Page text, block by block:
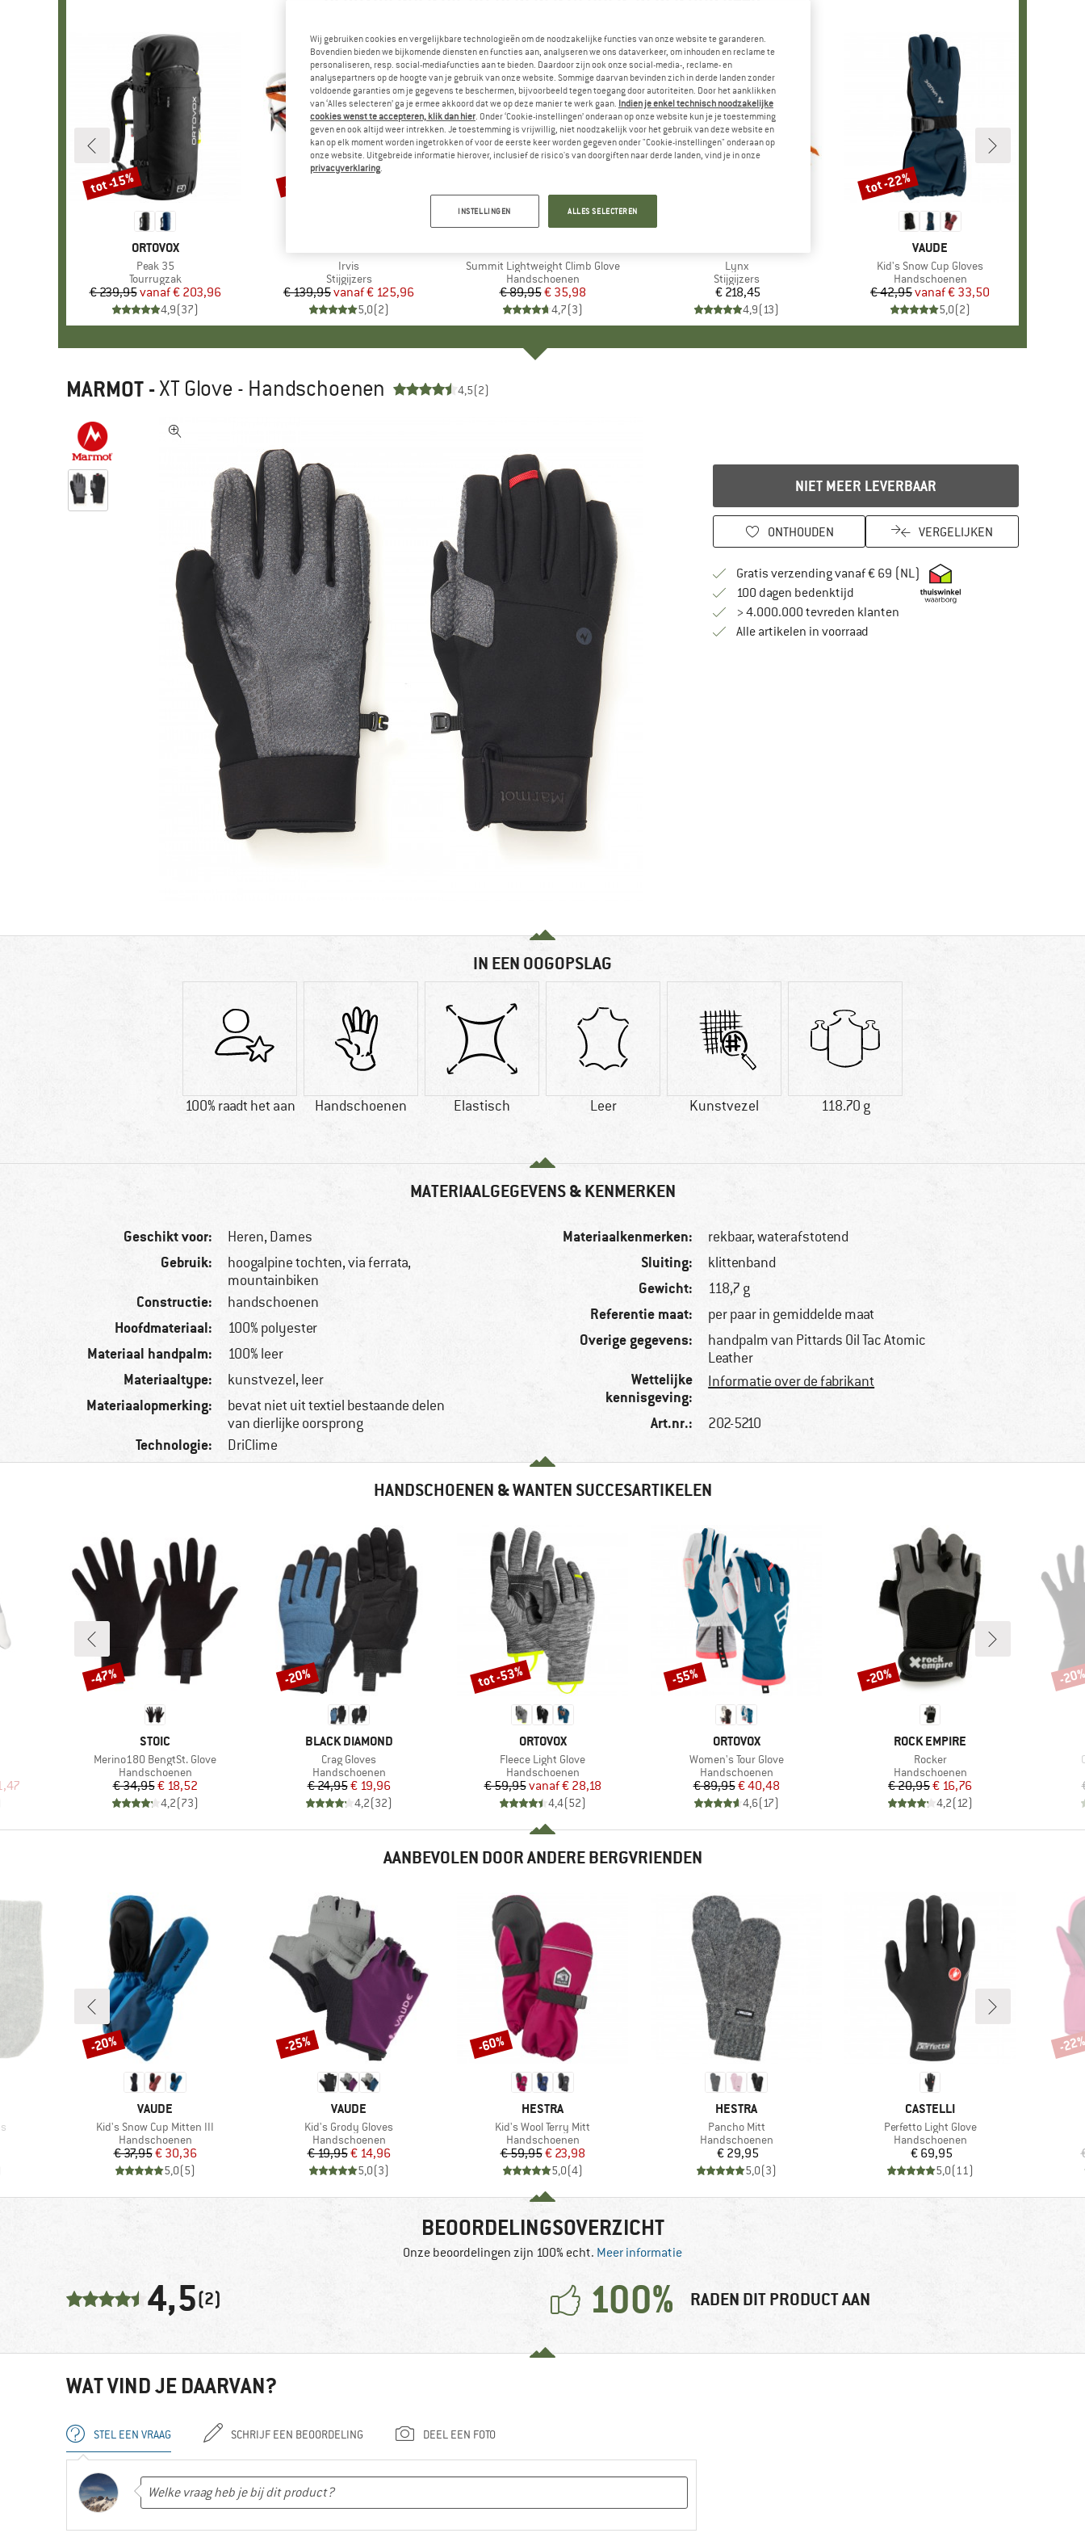
MERK
ORTOVOX
Artikel
Peak 35
Productgroep
Tourrugzak
Prijs
€ 239,95 Verlaagde prijs
vanaf€ 203,96
4,9(37)
Korting
tot -15%
Artikel
Irvis
Productgroep
Stijgijzers
Prijs
€ 139,95 Verlaagde prijs
vanaf€ 125,96
5,0(2)
Korting
-10%
Artikel
Summit Lightweight Climb Glove
Productgroep
Handschoenen
Prijs
€ 89,95Verlaagde prijs
€ 35,98
4,7(3)
Artikel
Lynx
Productgroep
Stijgijzers
Prijs
€ 218,45
4,9(13)
MERK
VAUDE
Artikel
Kid's Snow Cup Gloves
Productgroep
Handschoenen
Prijs
€ 42,95 Verlaagde prijs
vanaf€ 33,50
5,0(2)
Korting
tot -22%
MARMOT -XT Glove - Handschoenen 4,5(2)
NIET MEER LEVERBAAR
ONTHOUDEN VERGELIJKEN
Gratis verzending vanaf € 69 (NL) Vind hier de
100 dagen bedenktijdVind de betalingsinformatie hier! Opent in
> 4.000.000 tevreden klanten
Alle artikelen in voorraad
IN EEN OOGOPSLAG
100% raadt het aan Handschoenen Elastisch Leer Kunstvezel 118.70 g
MATERIAALGEGEVENS & KENMERKEN
Geschikt voor: Heren, Dames
Gebruik:
hoogalpine tochten, via ferrata,
mountainbiken
Constructie: handschoenen
Hoofdmateriaal: 100% polyester
Materiaal handpalm: 100% leer
Materiaaltype: kunstvezel, leer
Materiaalopmerking:
bevat niet uit textiel bestaande delen
van dierlijke oorsprong
Technologie: DriClime
Materiaalkenmerken: rekbaar, waterafstotend
Sluiting: klittenband
Gewicht: 118,7 g
Referentie maat: per paar in gemiddelde maat
Overige gegevens:
handpalm van Pittards Oil Tac Atomic
Leather
Wettelijke
kennisgeving:
Informatie over de fabrikant
Art.nr.: 202-5210
HANDSCHOENEN & WANTEN SUCCESARTIKELEN
prijs
MERK
STOIC
Artikel
Merino180 BengtSt. Glove
Productgroep
Handschoenen
Prijs
€ 34,95Verlaagde prijs
€ 18,52
4,2(73)
Korting
-47%
MERK
BLACK DIAMOND
Artikel
Crag Gloves
Productgroep
Handschoenen
Prijs
€ 24,95Verlaagde prijs
€ 19,96
4,2(32)
Korting
-20%
MERK
ORTOVOX
Artikel
Fleece Light Glove
Productgroep
Handschoenen
Prijs
€ 59,95 Verlaagde prijs
vanaf€ 28,18
4,4(52)
Korting
tot -53%
MERK
ORTOVOX
Artikel
Women's Tour Glove
Productgroep
Handschoenen
Prijs
€ 89,95Verlaagde prijs
€ 40,48
4,6(17)
Korting
-55%
MERK
ROCK EMPIRE
Artikel
Rocker
Productgroep
Handschoenen
Prijs
€ 20,95Verlaagde prijs
€ 16,76
4,2(12)
Korting
-20% -
AANBEVOLEN DOOR ANDERE BERGVRIENDEN
MERK
VAUDE
Artikel
Kid's Snow Cup Mitten III
Productgroep
Handschoenen
Prijs
€ 37,95Verlaagde prijs
€ 30,36
5,0(5)
Korting
-20%
MERK
VAUDE
Artikel
Kid's Grody Gloves
Productgroep
Handschoenen
Prijs
€ 19,95Verlaagde prijs
€ 14,96
5,0(3)
Korting
-25%
MERK
HESTRA
Artikel
Kid's Wool Terry Mitt
Productgroep
Handschoenen
Prijs
€ 59,95Verlaagde prijs
€ 23,98
5,0(4)
Korting
-60%
MERK
HESTRA
Artikel
Pancho Mitt
Productgroep
Handschoenen
Prijs
€ 29,95
5,0(3)
MERK
CASTELLI
Artikel
Perfetto Light Glove
Productgroep
Handschoenen
Prijs
€ 69,95
5,0(11)
-
BEOORDELINGSOVERZICHT
Onze beoordelingen zijn 100% echt. Meer informatie
4,5(2) 100% RADEN DIT PRODUCT AAN
WAT VIND JE DAARVAN?
STEL EEN VRAAG SCHRIJF EEN BEOORDELING DEEL EEN FOTO
Wij gebruiken cookies en vergelijkbare technologieën om de noodzakelijke functies van onze website te garanderen.
Bovendien bieden we bijkomende diensten en functies aan, analyseren we ons dataverkeer, om inhouden en reclame te
personaliseren, resp. social-mediafuncties aan te bieden. Daardoor zijn ook onze social-media-, reclame- en
analysepartners op de hoogte van je gebruik van onze website. Sommige daarvan bevinden zich in derde landen zonder
voldoende garanties om je gegevens te beschermen, bijvoorbeeld tegen toegang door autoriteiten. Door het aanklikken
van ‘Alles selecteren’ ga je ermee akkoord dat we op deze manier te werk gaan. Indien je enkel technisch noodzakelijke
cookies wenst te accepteren, klik dan hier. Onder ‘Cookie-instellingen’ onderaan op onze website kun je je toestemming
geven en ook altijd weer intrekken. Je toestemming is vrijwillig, niet noodzakelijk voor het gebruik van deze website en
kan op elk moment worden ingetrokken of voor de eerste keer worden gegeven onder "Cookie-instellingen" onderaan op
onze website. Uitgebreide informatie hierover, inclusief de risico's van doorgiften naar derde landen, vind je in onze
privacyverklaring.
INSTELLINGEN ALLES SELECTEREN